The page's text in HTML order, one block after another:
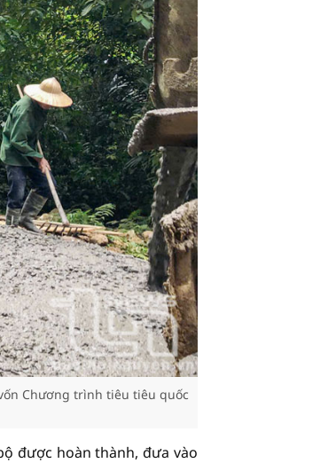
Chương trình tiêu tiêu quốc
được hoàn thành, đưa vào